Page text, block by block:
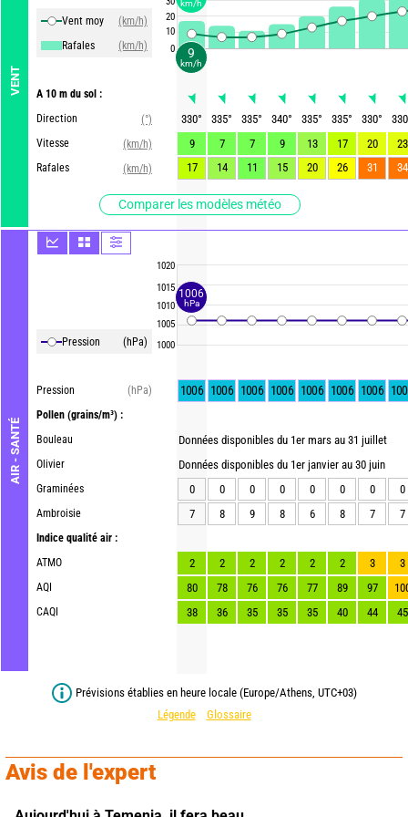
VENT
Vent moy
(km/h)
Rafales
(km/h)
A 10 m du sol :
Direction
(°)
Vitesse
(km/h)
Rafales
(km/h)
Comparer les modèles météo
AIR - SANTÉ
Pression (hPa)
Pression
(hPa)
Pollen (grains/m³) :
Bouleau
Olivier
Graminées
Ambroisie
Indice qualité air :
ATMO
AQI
CAQI
20
10
0
1020
1015
1010
1005
1000
330° 335° 335° 340° 335° 335° 330°
330
9
7 7 9 13 17 20
23
17
14 11 15 20 26 31 34
1006 1006 1006 1006 1006 1006 1006
Données disponibles du 1er mars au 31 juillet
Données disponibles du 1er janvier au 30 juin
0
0 0 0 0 0 0
0
7
8 9 8 6 8 7 7
2 2 2 2 2 2 3
3
80
78 76 76 77 89 97
38
36 35 35 35 40 44 45
Prévisions établies en heure locale (Europe/Athens, UTC+03)
Légende
Glossaire
Avis de l'expert
9
km/h
km/h
1006
hPa